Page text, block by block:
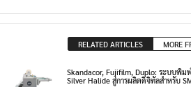
RELATED ARTICLES MORE
Skandacor, Fujifilm, Duplo: ระบบพิ
Silver Halide สู่การผลิตดิจิทัลสำหรับ